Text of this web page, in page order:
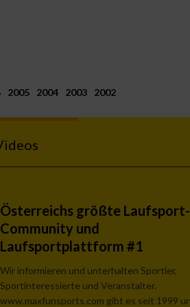
2005 2004 2003 2002
Österreichs größte Laufsport-
Community und
Laufsportplattform #1
Wir informieren und unterhalten Sportler,
Sportinteressierte und Veranstalter.
www.maxfunsports.com gibt es seit 1999